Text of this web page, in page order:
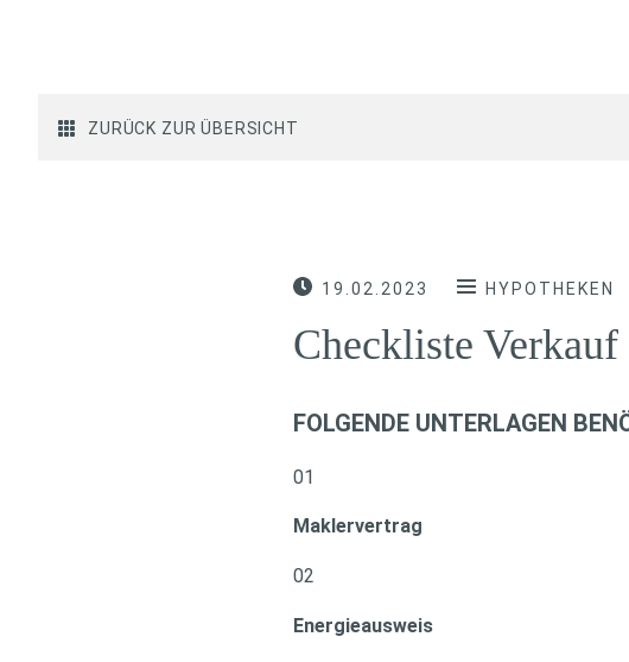
ZURÜCK ZUR ÜBERSICHT
19.02.2023 HYPOTHEKEN
Checkliste Verkauf
FOLGENDE UNTERLAGEN
01
Maklervertrag
02
Energieausweis